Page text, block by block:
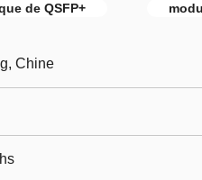
de QSFP+
Chine